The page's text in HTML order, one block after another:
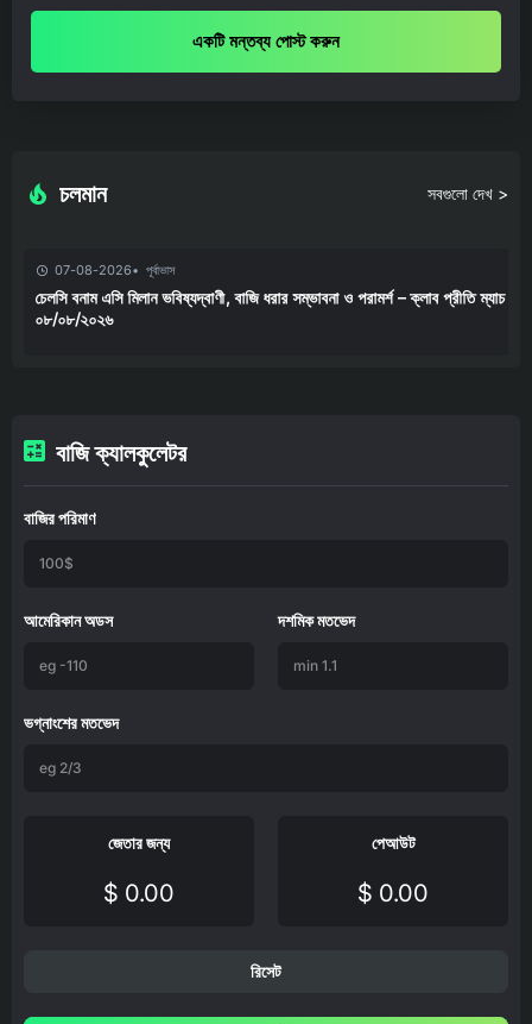
একটি মন্তব্য পোস্ট করুন
চলমান সবগুলো দেখ >
07-08-2026 পূর্বাভাস
চেলসি বনাম এসি মিলান ভবিষ্যদ্বাণী, বাজি ধরার সম্ভাবনা ও পরামর্শ – ক্লাব প্রীতি ম্যাচ
০৮/০৮/২০২৬
বাজি ক্যালকুলেটর
বাজির পরিমাণ
আমেরিকান অডস দশমিক মতভেদ
ভগ্নাংশের মতভেদ
জেতার জন্য
$ 0.00
পেআউট
$ 0.00
রিসেট